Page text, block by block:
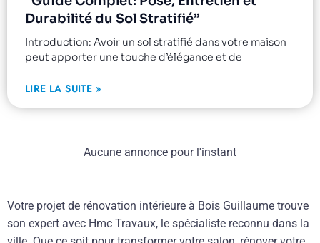
Durabilité du Sol Stratifié”
Introduction: Avoir un sol stratifié dans votre maison
peut apporter une touche d’élégance et de
LIRE LA SUITE »
Aucune annonce pour l'instant
Votre projet de rénovation intérieure à Bois Guillaume trouve
son expert avec Hmc Travaux, le spécialiste reconnu dans la